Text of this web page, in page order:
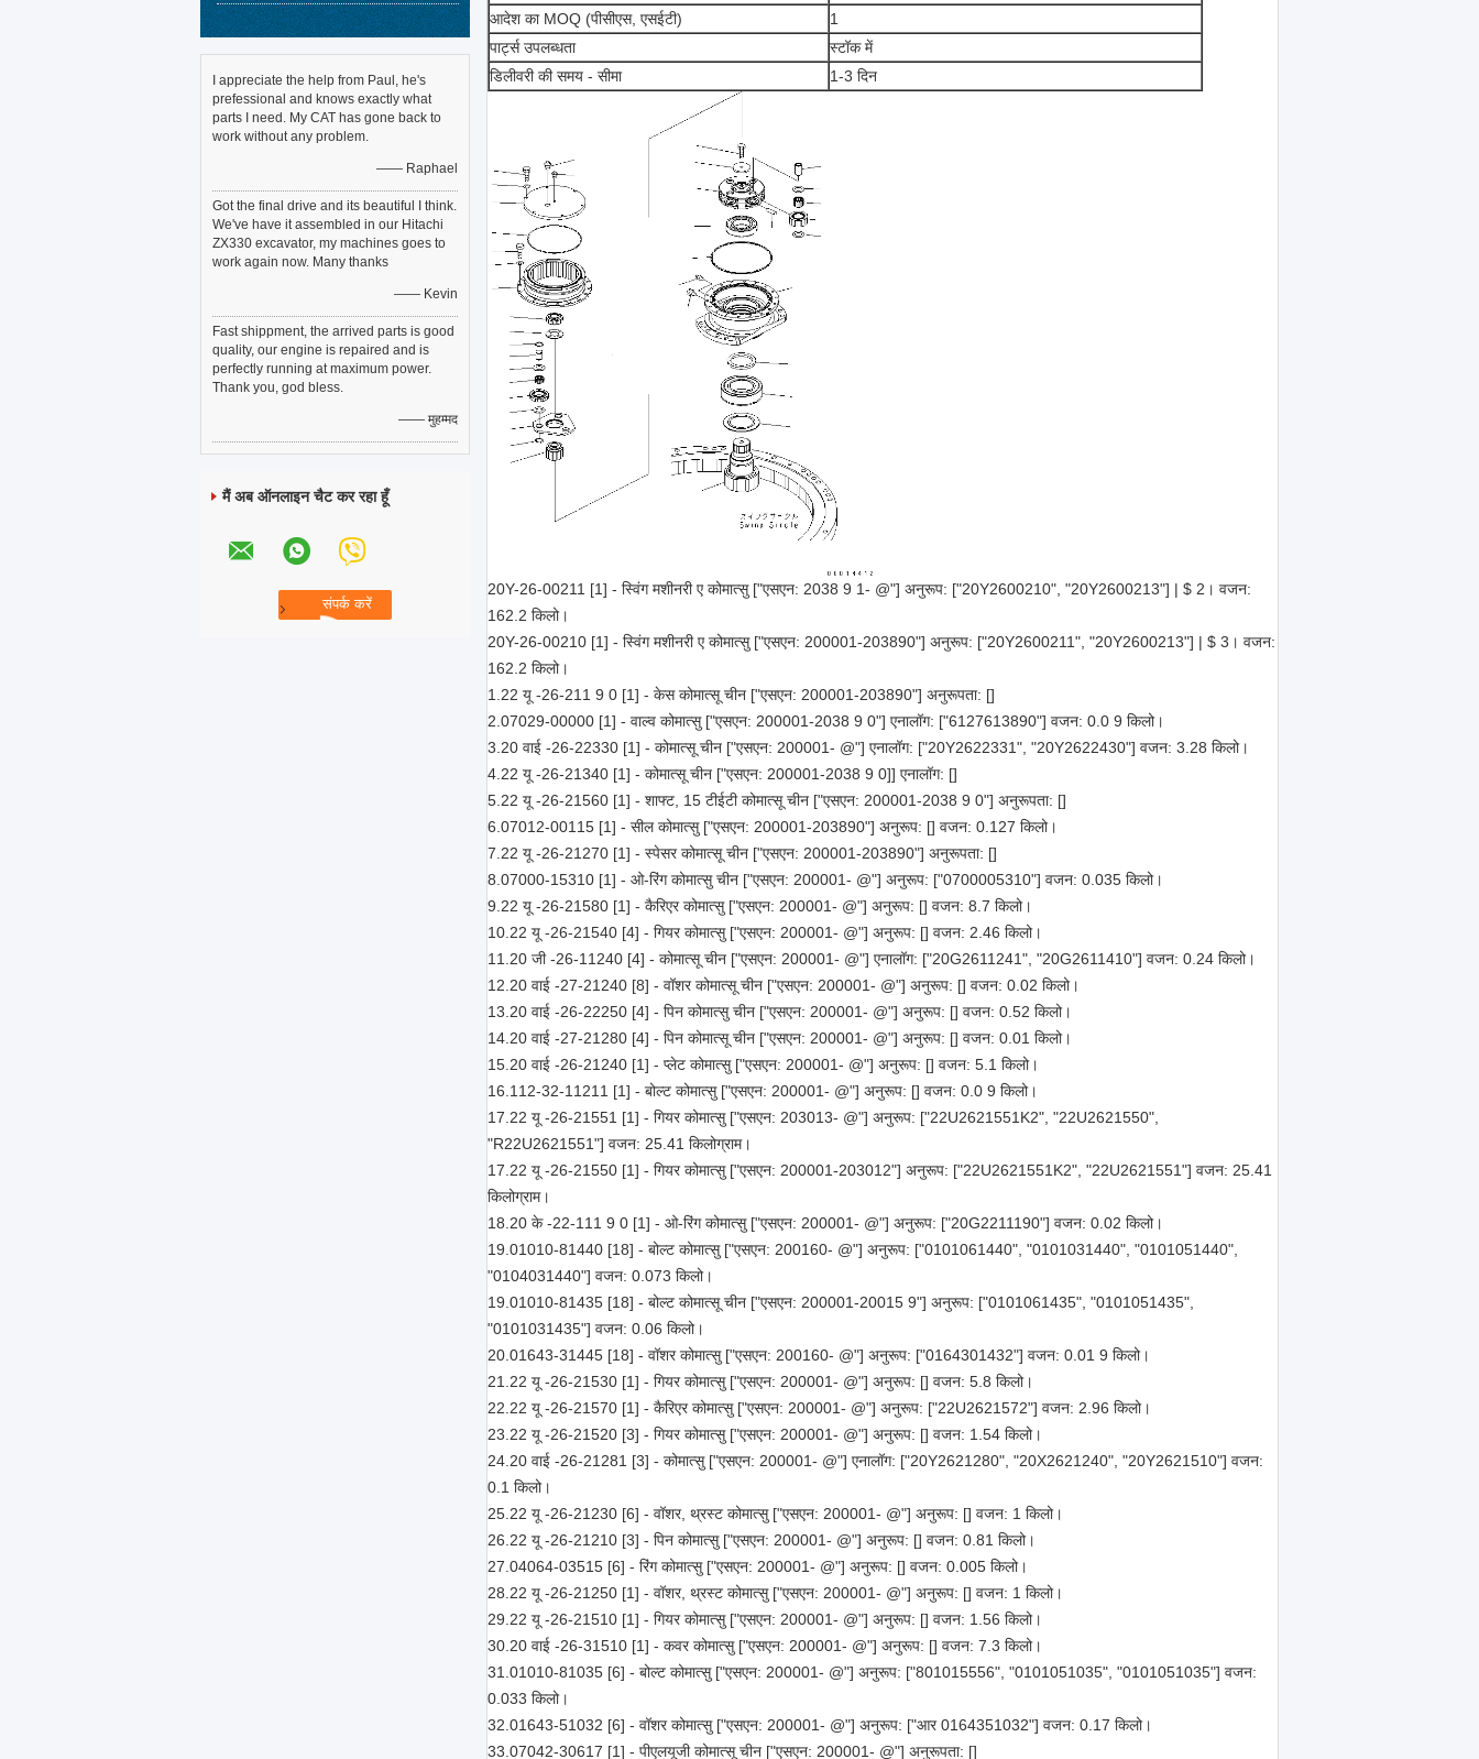
I appreciate the help from Paul, he's
prefessional and knows exactly what
parts I need. My CAT has gone back to
work without any problem.
—— Raphael
Got the final drive and its beautiful I think.
We've have it assembled in our Hitachi
ZX330 excavator, my machines goes to
work again now. Many thanks
—— Kevin
Fast shippment, the arrived parts is good
quality, our engine is repaired and is
perfectly running at maximum power.
Thank you, god bless.
—— मुहम्मद
मैं अब ऑनलाइन चैट कर रहा हूँ
आदेश का MOQ (पीसीएस, एसईटी)
1
पार्ट्स उपलब्धता
स्टॉक में
डिलीवरी की समय - सीमा
1-3 दिन
20Y-26-00211 [1] - स्विंग मशीनरी ए कोमात्सु ["एसएन: 2038 9 1- @"] अनुरूप: ["20Y2600210", "20Y2600213"] | $ 2। वजन:
162.2 किलो।
20Y-26-00210 [1] - स्विंग मशीनरी ए कोमात्सु ["एसएन: 200001-203890"] अनुरूप: ["20Y2600211", "20Y2600213"] | $ 3। वजन:
162.2 किलो।
1.22 यू -26-211 9 0 [1] - केस कोमात्सू चीन ["एसएन: 200001-203890"] अनुरूपता: []
2.07029-00000 [1] - वाल्व कोमात्सु ["एसएन: 200001-2038 9 0"] एनालॉग: ["6127613890"] वजन: 0.0 9 किलो।
3.20 वाई -26-22330 [1] - कोमात्सू चीन ["एसएन: 200001- @"] एनालॉग: ["20Y2622331", "20Y2622430"] वजन: 3.28 किलो।
4.22 यू -26-21340 [1] - कोमात्सू चीन ["एसएन: 200001-2038 9 0]] एनालॉग: []
5.22 यू -26-21560 [1] - शाफ्ट, 15 टीईटी कोमात्सू चीन ["एसएन: 200001-2038 9 0"] अनुरूपता: []
6.07012-00115 [1] - सील कोमात्सु ["एसएन: 200001-203890"] अनुरूप: [] वजन: 0.127 किलो।
7.22 यू -26-21270 [1] - स्पेसर कोमात्सू चीन ["एसएन: 200001-203890"] अनुरूपता: []
8.07000-15310 [1] - ओ-रिंग कोमात्सु चीन ["एसएन: 200001- @"] अनुरूप: ["0700005310"] वजन: 0.035 किलो।
9.22 यू -26-21580 [1] - कैरिएर कोमात्सु ["एसएन: 200001- @"] अनुरूप: [] वजन: 8.7 किलो।
10.22 यू -26-21540 [4] - गियर कोमात्सु ["एसएन: 200001- @"] अनुरूप: [] वजन: 2.46 किलो।
11.20 जी -26-11240 [4] - कोमात्सू चीन ["एसएन: 200001- @"] एनालॉग: ["20G2611241", "20G2611410"] वजन: 0.24 किलो।
12.20 वाई -27-21240 [8] - वॉशर कोमात्सू चीन ["एसएन: 200001- @"] अनुरूप: [] वजन: 0.02 किलो।
13.20 वाई -26-22250 [4] - पिन कोमात्सु चीन ["एसएन: 200001- @"] अनुरूप: [] वजन: 0.52 किलो।
14.20 वाई -27-21280 [4] - पिन कोमात्सू चीन ["एसएन: 200001- @"] अनुरूप: [] वजन: 0.01 किलो।
15.20 वाई -26-21240 [1] - प्लेट कोमात्सु ["एसएन: 200001- @"] अनुरूप: [] वजन: 5.1 किलो।
16.112-32-11211 [1] - बोल्ट कोमात्सु ["एसएन: 200001- @"] अनुरूप: [] वजन: 0.0 9 किलो।
17.22 यू -26-21551 [1] - गियर कोमात्सु ["एसएन: 203013- @"] अनुरूप: ["22U2621551K2", "22U2621550",
"R22U2621551"] वजन: 25.41 किलोग्राम।
17.22 यू -26-21550 [1] - गियर कोमात्सु ["एसएन: 200001-203012"] अनुरूप: ["22U2621551K2", "22U2621551"] वजन: 25.41
किलोग्राम।
18.20 के -22-111 9 0 [1] - ओ-रिंग कोमात्सु ["एसएन: 200001- @"] अनुरूप: ["20G2211190"] वजन: 0.02 किलो।
19.01010-81440 [18] - बोल्ट कोमात्सु ["एसएन: 200160- @"] अनुरूप: ["0101061440", "0101031440", "0101051440",
"0104031440"] वजन: 0.073 किलो।
19.01010-81435 [18] - बोल्ट कोमात्सू चीन ["एसएन: 200001-20015 9"] अनुरूप: ["0101061435", "0101051435",
"0101031435"] वजन: 0.06 किलो।
20.01643-31445 [18] - वॉशर कोमात्सु ["एसएन: 200160- @"] अनुरूप: ["0164301432"] वजन: 0.01 9 किलो।
21.22 यू -26-21530 [1] - गियर कोमात्सु ["एसएन: 200001- @"] अनुरूप: [] वजन: 5.8 किलो।
22.22 यू -26-21570 [1] - कैरिएर कोमात्सु ["एसएन: 200001- @"] अनुरूप: ["22U2621572"] वजन: 2.96 किलो।
23.22 यू -26-21520 [3] - गियर कोमात्सु ["एसएन: 200001- @"] अनुरूप: [] वजन: 1.54 किलो।
24.20 वाई -26-21281 [3] - कोमात्सु ["एसएन: 200001- @"] एनालॉग: ["20Y2621280", "20X2621240", "20Y2621510"] वजन:
0.1 किलो।
25.22 यू -26-21230 [6] - वॉशर, थ्रस्ट कोमात्सु ["एसएन: 200001- @"] अनुरूप: [] वजन: 1 किलो।
26.22 यू -26-21210 [3] - पिन कोमात्सु ["एसएन: 200001- @"] अनुरूप: [] वजन: 0.81 किलो।
27.04064-03515 [6] - रिंग कोमात्सु ["एसएन: 200001- @"] अनुरूप: [] वजन: 0.005 किलो।
28.22 यू -26-21250 [1] - वॉशर, थ्रस्ट कोमात्सु ["एसएन: 200001- @"] अनुरूप: [] वजन: 1 किलो।
29.22 यू -26-21510 [1] - गियर कोमात्सु ["एसएन: 200001- @"] अनुरूप: [] वजन: 1.56 किलो।
30.20 वाई -26-31510 [1] - कवर कोमात्सु ["एसएन: 200001- @"] अनुरूप: [] वजन: 7.3 किलो।
31.01010-81035 [6] - बोल्ट कोमात्सु ["एसएन: 200001- @"] अनुरूप: ["801015556", "0101051035", "0101051035"] वजन:
0.033 किलो।
32.01643-51032 [6] - वॉशर कोमात्सु ["एसएन: 200001- @"] अनुरूप: ["आर 0164351032"] वजन: 0.17 किलो।
33.07042-30617 [1] - पीएलयूजी कोमात्सू चीन ["एसएन: 200001- @"] अनुरूपता: []